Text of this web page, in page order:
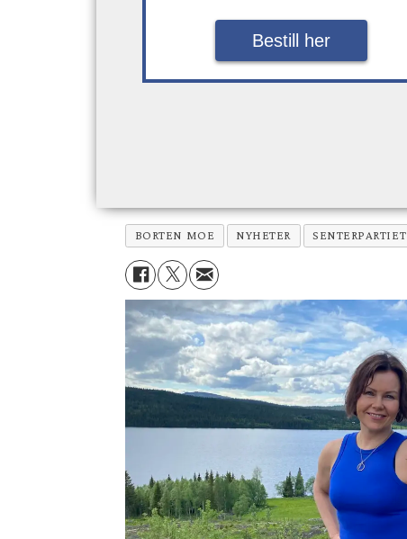
Bestill her
BORTEN MOE NYHETER SENTERPARTIET